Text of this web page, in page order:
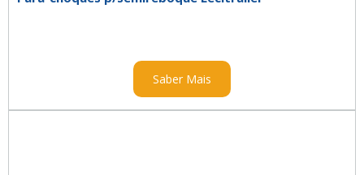
Saber Mais